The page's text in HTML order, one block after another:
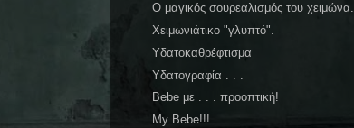
Ο μαγικός σουρεαλισμός του χειμώνα.
Χειμωνιάτικο "γλυπτό".
Υδατοκαθρέφτισμα
Υδατογραφία . . .
Bebe με . . . προοπτική!
My Bebe!!!